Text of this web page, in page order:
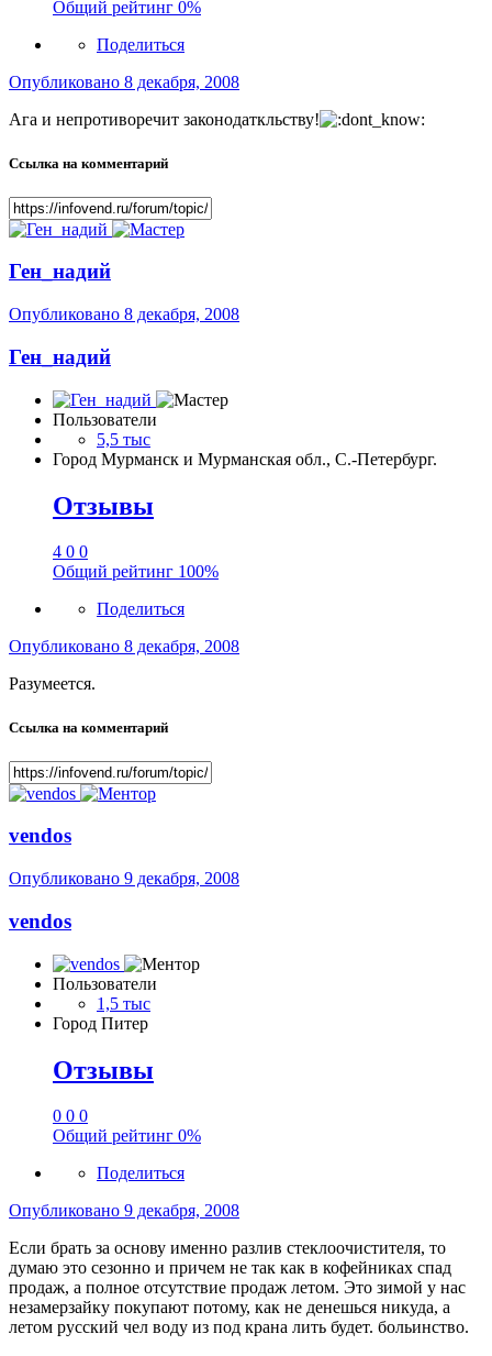
Общий рейтинг 0%
Поделиться
Опубликовано 8 декабря, 2008
Ага и непротиворечит законодаткльству!
Ссылка на комментарий
Ген_надий
Опубликовано 8 декабря, 2008
Ген_надий
Пользователи
5,5 тыс
Город Мурманск и Мурманская обл., С.-Петербург.
Отзывы
4 0 0
Общий рейтинг 100%
Поделиться
Опубликовано 8 декабря, 2008
Разумеется.
Ссылка на комментарий
vendos
Опубликовано 9 декабря, 2008
vendos
Пользователи
1,5 тыс
Город Питер
Отзывы
0 0 0
Общий рейтинг 0%
Поделиться
Опубликовано 9 декабря, 2008
Если брать за основу именно разлив стеклоочистителя, то
думаю это сезонно и причем не так как в кофейниках спад
продаж, а полное отсутствие продаж летом. Это зимой у нас
незамерзайку покупают потому, как не денешься никуда, а
летом русский чел воду из под крана лить будет. больинство.